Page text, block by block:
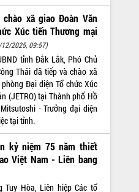
xã giao Đoàn Văn
Xúc tiến Thương mại
2025, 09:57)
tỉnh Đắk Lắk, Phó Chủ
Thái đã tiếp và chào xã
Đại diện Tổ chức Xúc
(JETRO) tại Thành phố Hồ
- Trưởng đại diện
tại tỉnh.
kỷ niệm 75 năm thiết
Việt Nam - Liên bang
Tuy Hòa, Liên hiệp Các tổ